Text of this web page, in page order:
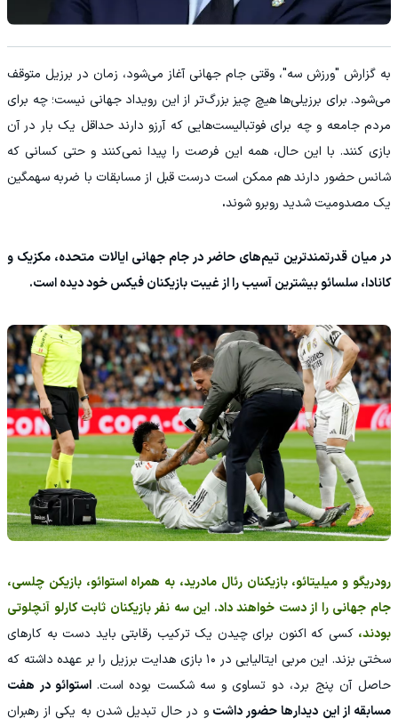
به گزارش "ورزش سه"، وقتی جام جهانی آغاز می‌شود، زمان در برزیل متوقف
می‌شود. برای برزیلی‌ها هیچ چیز بزرگ‌تر از این رویداد جهانی نیست؛ چه برای
مردم جامعه و چه برای فوتبالیست‌هایی که آرزو دارند حداقل یک بار در آن
بازی کنند. با این حال، همه این فرصت را پیدا نمی‌کنند و حتی کسانی که
شانس حضور دارند هم ممکن است درست قبل از مسابقات با ضربه سهمگین
یک مصدومیت شدید روبرو شوند.
در میان قدرتمندترین تیم‌های حاضر در جام جهانی ایالات متحده، مکزیک و
کانادا، سلسائو بیشترین آسیب را از غیبت بازیکنان فیکس خود دیده است.
رودریگو و میلیتائو، بازیکنان رئال مادرید، به همراه استوائو، بازیکن چلسی،
جام جهانی را از دست خواهند داد. این سه نفر بازیکنان ثابت کارلو آنچلوتی
بودند، کسی که اکنون برای چیدن یک ترکیب رقابتی باید دست به کارهای
سختی بزند. این مربی ایتالیایی در ۱۰ بازی هدایت برزیل را بر عهده داشته که
حاصل آن پنج برد، دو تساوی و سه شکست بوده است. استوائو در هفت
مسابقه از این دیدارها حضور داشتو در حال تبدیل شدن به یکی از رهبران